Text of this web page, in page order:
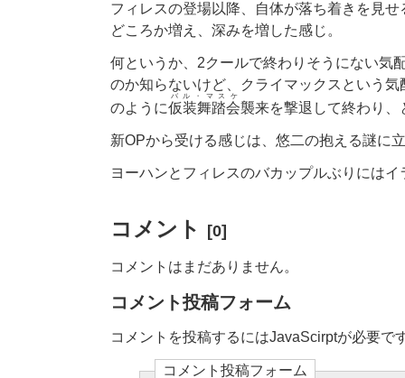
フィレスの登場以降、自体が落ち着きを見
どころか増え、深みを増した感じ。
何というか、2クールで終わりそうにない
のか知らないけど、クライマックスという
のように仮装舞踏会
バル・マスケ
襲来を撃退して終わり
新OPから受ける感じは、悠二の抱える謎に
ヨーハンとフィレスのバカップルぶりにはイ
コメント [0]
コメントはまだありません。
コメント投稿フォーム
コメントを投稿するにはJavaScirptが必要
コメント投稿フォーム